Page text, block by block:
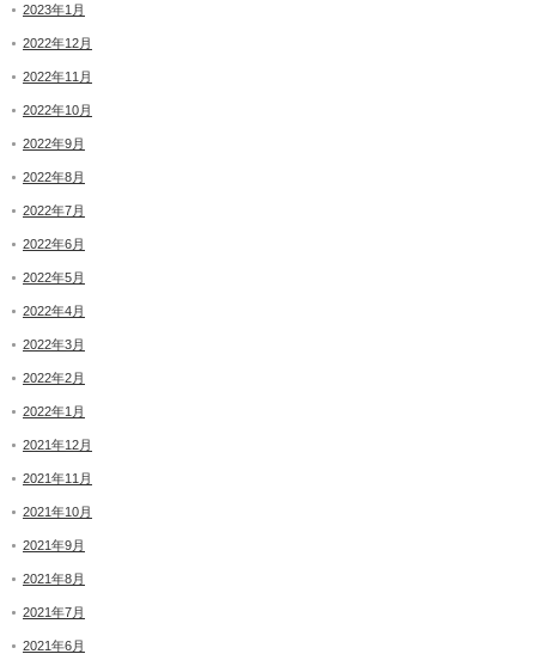
2023年1月
2022年12月
2022年11月
2022年10月
2022年9月
2022年8月
2022年7月
2022年6月
2022年5月
2022年4月
2022年3月
2022年2月
2022年1月
2021年12月
2021年11月
2021年10月
2021年9月
2021年8月
2021年7月
2021年6月